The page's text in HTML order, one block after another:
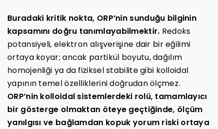
Buradaki kritik nokta, ORP’nin sunduğu bilginin
kapsamını doğru tanımlayabilmektir. Redoks
potansiyeli, elektron alışverişine dair bir eğilimi
ortaya koyar; ancak partikül boyutu, dağılım
homojenliği ya da fiziksel stabilite gibi kolloidal
yapının temel özelliklerini doğrudan ölçmez.
ORP’nin kolloidal sistemlerdeki rolü, tamamlayıcı
bir gösterge olmaktan öteye geçtiğinde, ölçüm
yanılgısı ve bağlamdan kopuk yorum riski ortaya